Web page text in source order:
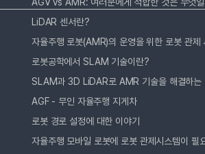
LiDAR 센서란?
로봇공학에서 SLAM 기술이란?
SLAM과 3D LiDAR로 AMR 기술을 해결하는
AGF - 무인 자율주행 지게차
로봇 경로 설정에 대한 이야기
자율주행 모바일 로봇에 로봇 관제시스템이 필